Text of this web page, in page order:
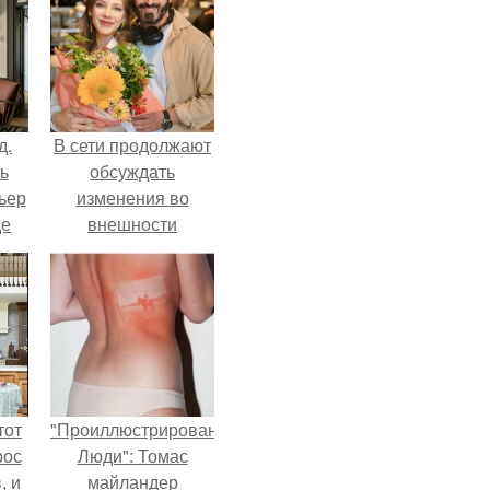
В сети продолжают
обсуждать
изменения во
внешности
актрисы.
и
"Проиллюстрированные
Люди": Томас
майландер